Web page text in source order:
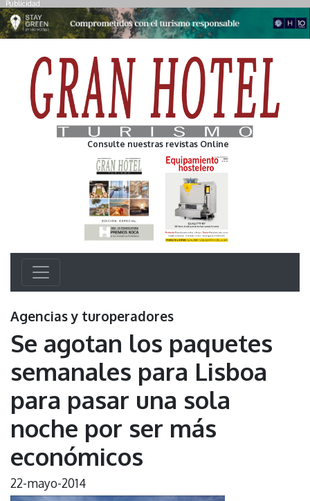
Publicidad
Consulte nuestras revistas Online
Agencias y turoperadores
Se agotan los paquetes
semanales para Lisboa
para pasar una sola
noche por ser más
económicos
22-mayo-2014